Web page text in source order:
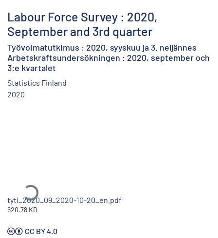
Labour Force Survey : 2020,
September and 3rd quarter
Työvoimatutkimus : 2020, syyskuu ja 3. neljännes
Arbetskraftsundersökningen : 2020, september och
3:e kvartalet
Statistics Finland
2020
Ladataan...
tyti_2020_09_2020-10-20_en.pdf
620.78 KB
CC BY 4.0